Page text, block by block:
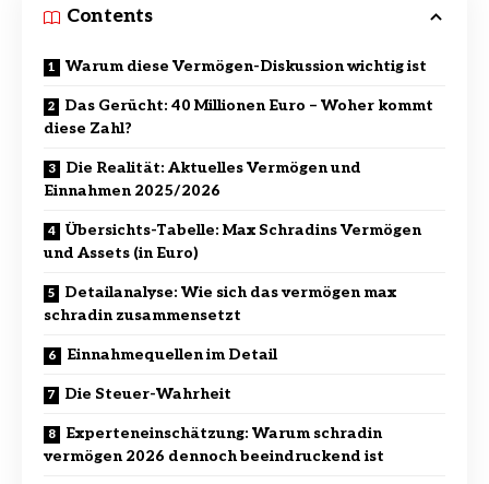
Contents
Warum diese Vermögen-Diskussion wichtig ist
Das Gerücht: 40 Millionen Euro – Woher kommt
diese Zahl?
Die Realität: Aktuelles Vermögen und
Einnahmen 2025/2026
Übersichts-Tabelle: Max Schradins Vermögen
und Assets (in Euro)
Detailanalyse: Wie sich das vermögen max
schradin zusammensetzt
Einnahmequellen im Detail
Die Steuer-Wahrheit
Experteneinschätzung: Warum schradin
vermögen 2026 dennoch beeindruckend ist